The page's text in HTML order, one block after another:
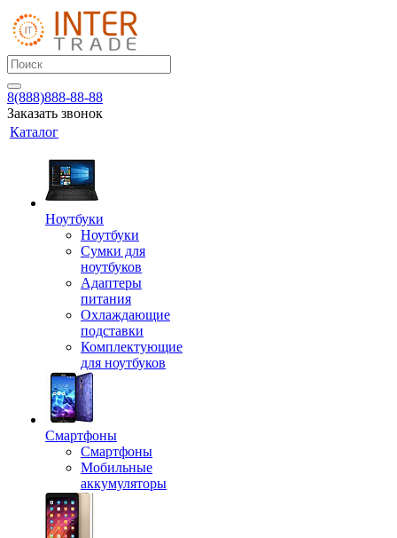
8(888)888-88-88
Заказать звонок
Каталог
Ноутбуки
Ноутбуки
Сумки для
ноутбуков
Адаптеры
питания
Охлаждающие
подставки
Комплектующие
для ноутбуков
Смартфоны
Смартфоны
Мобильные
аккумуляторы